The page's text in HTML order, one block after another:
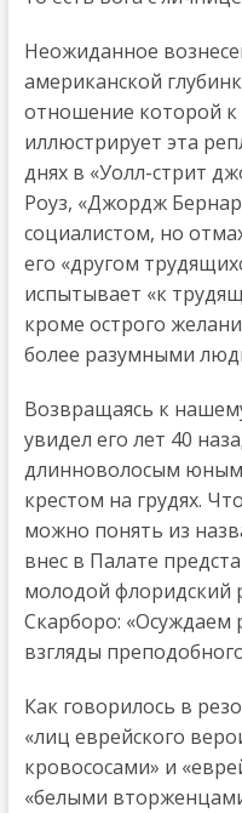
Неожиданное
американской
отношение которой
иллюстрирует эта
днях в «Уолл-стрит
Роуз, «Джордж
социалистом, но
его «другом
испытывает «к
кроме острого
более разумными
Возвращаясь к
увидел его лет 40
длинноволосым юным
крестом на грудях.
можно понять из
внес в Палате
молодой флоридский
Скарборо: «Осуждаем
взгляды
Как говорилось в
«лиц еврейского
кровососами» и
«белыми